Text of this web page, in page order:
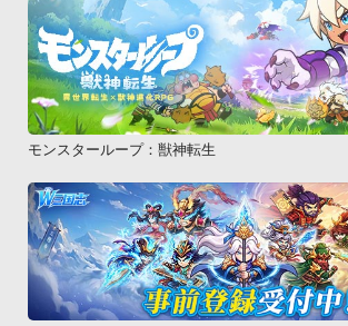
モンスターループ：獣神転生